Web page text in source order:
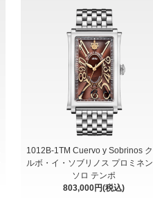
1012B-1TM Cuervo y Sobrinos
ルボ・イ・ソブリノス プロミネ
ソロ テンポ
803,000円(税込)